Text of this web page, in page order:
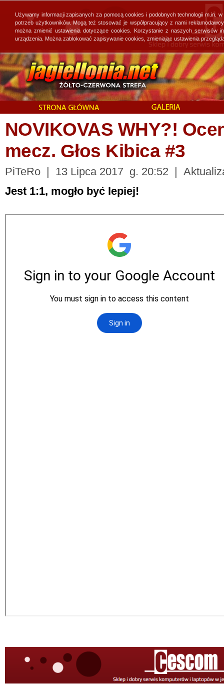
NOVIKOVAS WHY?!
mecz. Głos Kibica #3
PiTeRo | 13 Lipca 2017 g. 20:52 |
Jest 1:1, mogło być lepiej!
Używamy informacji zapisanych za pomocą cookies i podobnych technologii
potrzeb użytkowników. Mogą też stosować je współpracujący z nami
można zmienić ustawienia dotyczące cookies. Korzystanie z naszych
urządzenia. Można zablokować zapisywanie cookies, zmieniając ustawienia